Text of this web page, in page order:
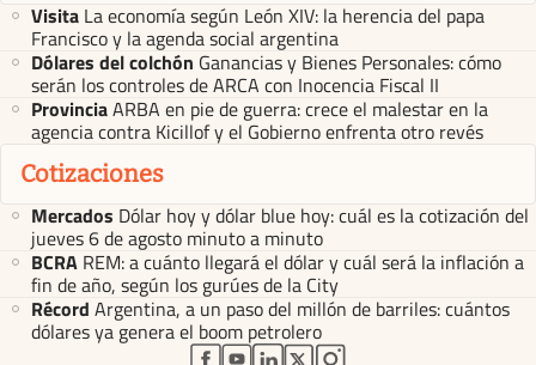
Visita La economía según León XIV: la herencia del papa
Francisco y la agenda social argentina
Dólares del colchón Ganancias y Bienes Personales: cómo
serán los controles de ARCA con Inocencia Fiscal II
ProvinciaARBA en pie de guerra: crece el malestar en la
agencia contra Kicillof y el Gobierno enfrenta otro revés
Cotizaciones
Mercados Dólar hoy y dólar blue hoy: cuál es la cotización del
jueves 6 de agosto minuto a minuto
BCRA REM: a cuánto llegará el dólar y cuál será la inflación a
fin de año, según los gurúes de la City
Récord Argentina, a un paso del millón de barriles: cuántos
dólares ya genera el boom petrolero
abre en nueva pestaña
abre en nueva pestaña
abre en nueva pestaña
abre en nueva pestaña
abre en nueva pestaña